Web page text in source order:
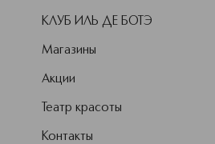
КЛУБ ИЛЬ ДЕ БОТЭ
Магазины
Акции
Театр красоты
Контакты